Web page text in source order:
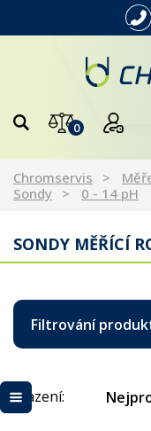
0
Chromservis
Sondy
0 - 14 pH
SONDY MĚŘÍCÍ
Filtrování
Řazení: